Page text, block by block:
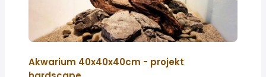
Akwarium 40x40x40cm - projekt